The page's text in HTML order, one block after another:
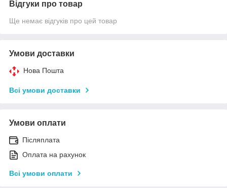
Відгуки про товар
Ще немає відгуків про цей товар
Умови доставки
Нова Пошта
Всі умови доставки
Умови оплати
Післяплата
Оплата на рахунок
Всі умови оплати